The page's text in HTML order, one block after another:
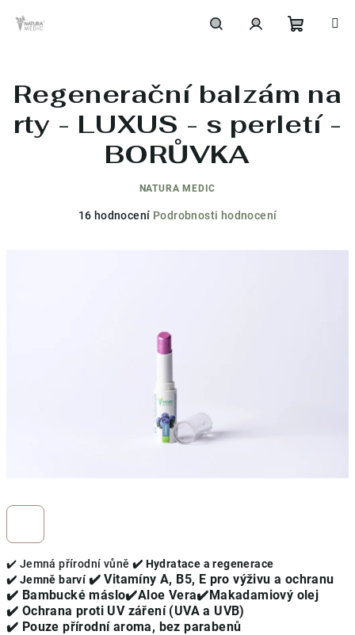
košík
✔️ Jemná přírodní vůně ✔️ Hydratace a regenerace
✔️ Jemně barví✔️ Vitamíny A, B5, E pro výživu a ochranu
✔️ Bambucké máslo✔️Aloe Vera✔️Makadamiový olej
✔️ Ochrana proti UV záření (UVA a UVB)
✔️ Pouze přírodní aroma, bez parabenů
Regenerační balzám na
rty - LUXUS - s perletí -
BORŮVKA
NATURA MEDIC
Průměrné
16 hodnocení Podrobnosti hodnocení